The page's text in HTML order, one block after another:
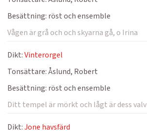
Besättning: röst och ensemble
Vågen är grå och och skyarna gå, o Irina
Dikt:Vinterorgel
Tonsättare:Åslund, Robert
Besättning: röst och ensemble
Ditt tempel är mörkt och lågt är dess valv
Dikt:Jone havsfärd